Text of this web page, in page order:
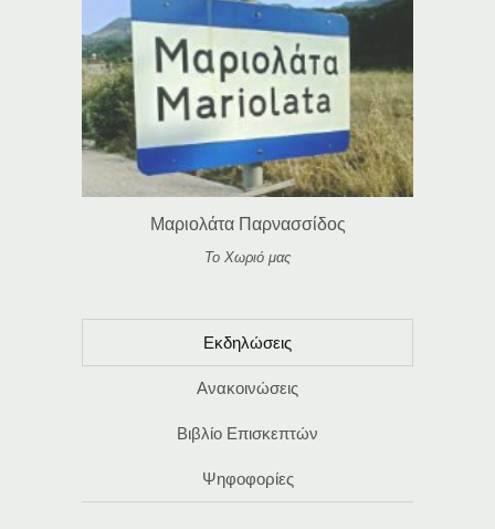
Μαριολάτα Παρνασσίδος
Το Χωριό μας
Εκδηλώσεις
Ανακοινώσεις
Βιβλίο Επισκεπτών
Ψηφοφορίες